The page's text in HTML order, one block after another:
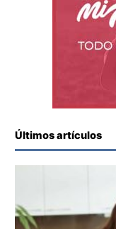
Últimos artículos